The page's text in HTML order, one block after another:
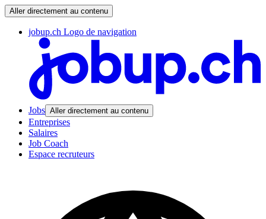
Aller directement au contenu
jobup.ch Logo de navigation
Jobs Aller directement au contenu
Entreprises
Salaires
Job Coach
Espace recruteurs